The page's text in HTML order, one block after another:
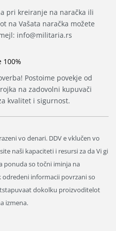
pri kreiranje na naračka ili
na Vašata naračka možete
info@militaria.rs
100%
Postoime povekje od
na zadovolni kupuvači
kvalitet i sigurnost.
vo denari. DDV e vklučen vo
naši kapaciteti i resursi za da Vi gi
ponuda so točni iminja na
odredeni informacii povrzani so
dokolku proizvoditelot
izmena.